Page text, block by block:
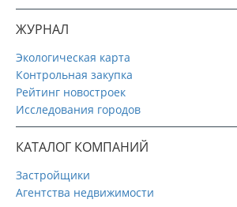
ЖУРНАЛ
Экологическая карта
Контрольная закупка
Рейтинг новостроек
Исследования городов
КАТАЛОГ КОМПАНИЙ
Застройщики
Агентства недвижимости